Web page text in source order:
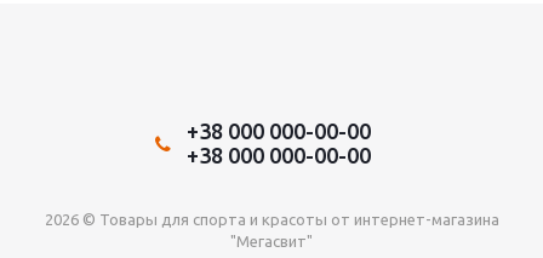
+38 000 000-00-00
+38 000 000-00-00
2026 © Товары для спорта и красоты от интернет-магазина
"Мегасвит"